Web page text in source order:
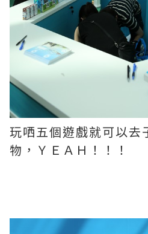
玩哂五個遊戲就可以去
物，ＹＥＡＨ！！！